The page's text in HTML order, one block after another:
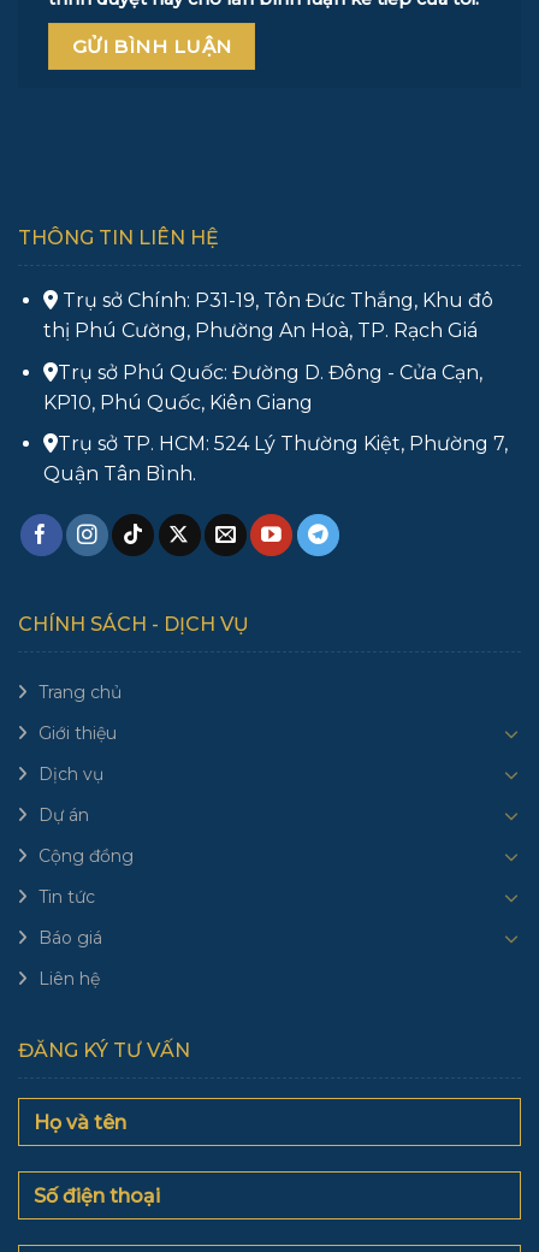
THÔNG TIN LIÊN HỆ
Trụ sở Chính: P31-19, Tôn Đức Thắng, Khu đô
thị Phú Cường, Phường An Hoà, TP. Rạch Giá
Trụ sở Phú Quốc: Đường D. Đông - Cửa Cạn,
KP10, Phú Quốc, Kiên Giang
Trụ sở TP. HCM: 524 Lý Thường Kiệt, Phường 7,
Quận Tân Bình.
CHÍNH SÁCH - DỊCH VỤ
Trang chủ
Giới thiệu
Dịch vụ
Dự án
Cộng đồng
Tin tức
Báo giá
Liên hệ
ĐĂNG KÝ TƯ VẤN